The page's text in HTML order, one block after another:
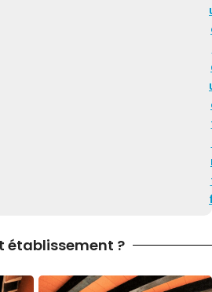
établissement ?